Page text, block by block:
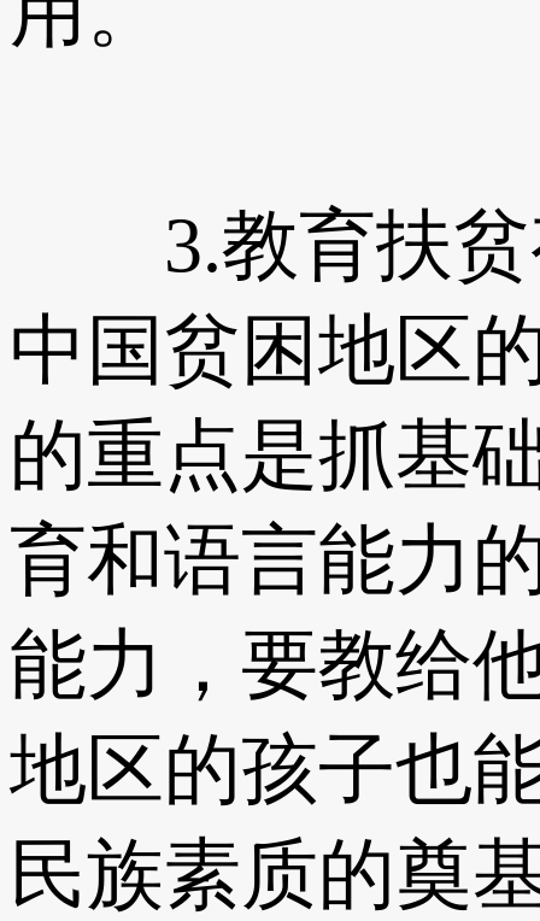
3.教育扶贫
中国贫困地区
的重点是抓基
育和语言能力
能力，要教给
地区的孩子也
民族素质的奠